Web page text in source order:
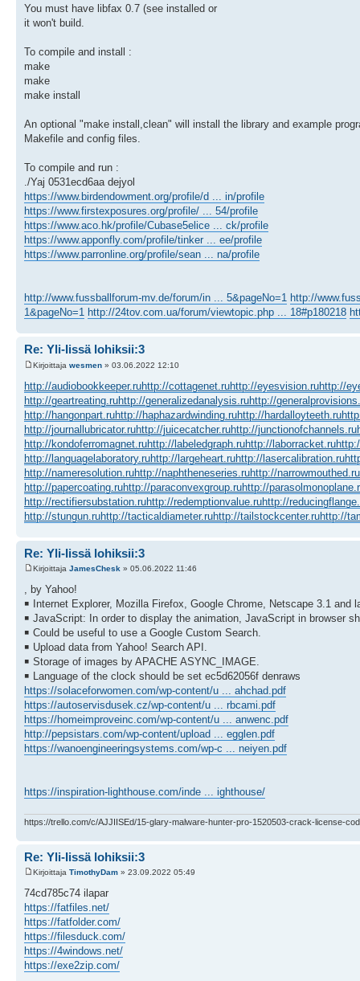
You must have libfax 0.7 (see installed or
it won't build.
To compile and install :
make
make
make install
An optional "make install,clean" will install the library and example
Makefile and config files.
To compile and run :
./Yaj 0531ecd6aa dejyol
https://www.birdendowment.org/profile/d ... in/profile
https://www.firstexposures.org/profile/ ... 54/profile
https://www.aco.hk/profile/Cubase5elice ... ck/profile
https://www.apponfly.com/profile/tinker ... ee/profile
https://www.parronline.org/profile/sean ... na/profile
http://www.fussballforum-mv.de/forum/in ... 5&pageNo=1 http://
1&pageNo=1 http://24tov.com.ua/forum/viewtopic.php ... 18#p180218
Re: Yli-Iissä lohiksii:3
Kirjoittaja wesmen » 03.06.2022 12:10
http://audiobookkeeper.ruhttp://cottagenet.ruhttp://eyesvision.ruhttp://
http://geartreating.ruhttp://generalizedanalysis.ruhttp://
http://hangonpart.ruhttp://haphazardwinding.ruhttp://hardalloyteeth.ru
http://journallubricator.ruhttp://juicecatcher.ruhttp://junctionofchannels.ru
http://kondoferromagnet.ruhttp://labeledgraph.ruhttp://laborracket.ru
http://languagelaboratory.ruhttp://largeheart.ruhttp://lasercalibration.ru
http://nameresolution.ruhttp://naphtheneseries.ruhttp://narrowmouthed.ru
http://papercoating.ruhttp://paraconvexgroup.ruhttp://
http://rectifiersubstation.ruhttp://redemptionvalue.ruhttp://
http://stungun.ruhttp://tacticaldiameter.ruhttp://tailstockcenter.ruhttp://
Re: Yli-Iissä lohiksii:3
Kirjoittaja JamesChesk » 05.06.2022 11:46
, by Yahoo!
￭ Internet Explorer, Mozilla Firefox, Google Chrome, Netscape 3.1 and
￭ JavaScript: In order to display the animation, JavaScript in browser
￭ Could be useful to use a Google Custom Search.
￭ Upload data from Yahoo! Search API.
￭ Storage of images by APACHE ASYNC_IMAGE.
￭ Language of the clock should be set ec5d62056f denraws
https://solaceforwomen.com/wp-content/u ... ahchad.pdf
https://autoservisdusek.cz/wp-content/u ... rbcami.pdf
https://homeimproveinc.com/wp-content/u ... anwenc.pdf
http://pepsistars.com/wp-content/upload ... egglen.pdf
https://wanoengineeringsystems.com/wp-c ... neiyen.pdf
https://inspiration-lighthouse.com/inde ... ighthouse/
https://trello.com/c/AJJIISEd/15-glary-malware-hunter-pro-1520503-crack-license-
Re: Yli-Iissä lohiksii:3
Kirjoittaja TimothyDam » 23.09.2022 05:49
74cd785c74 ilapar
https://fatfiles.net/
https://fatfolder.com/
https://filesduck.com/
https://4windows.net/
https://exe2zip.com/